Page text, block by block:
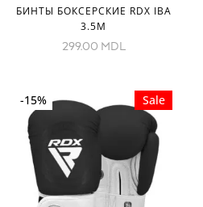
БИНТЫ БОКСЕРСКИЕ RDX IBA
3.5M
299.00 MDL
Sale
-15%